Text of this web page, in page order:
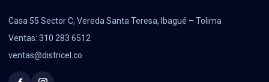
Casa 55 Sector C, Vereda Santa Teresa, Ibagué – Tolima
Ventas: 310 283 6512
ventas@districel.co